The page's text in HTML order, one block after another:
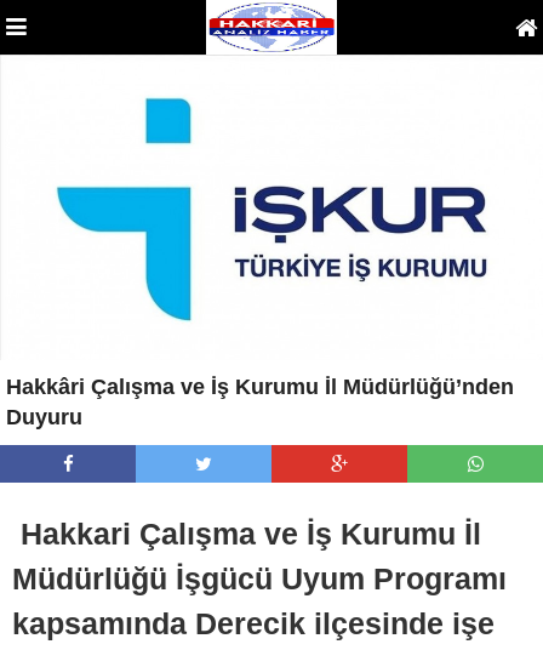
Hakkâri Çalışma ve İş Kurumu İl Müdürlüğü’nden
Duyuru
Hakkari Çalışma ve İş Kurumu İl
Müdürlüğü İşgücü Uyum Programı
kapsamında Derecik ilçesinde işe